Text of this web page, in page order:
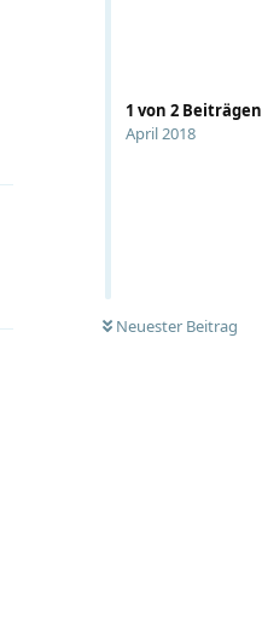
1 von 2 Beiträgen
April 2018
Neuester Beitrag